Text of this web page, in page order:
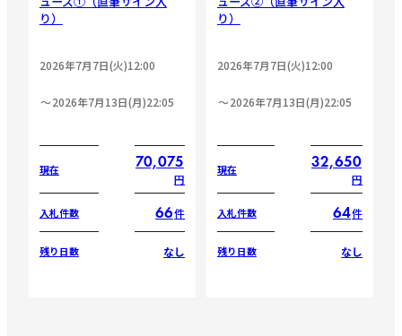
り）
2026年7月7日(火)12:00
2026年7月13日(月)22:05
現在 70,075
円
入札件数 66件
残り日数 なし
り）
2026年7月7日(火)12:00
2026年7月13日(月)22:05
現在 32,650
円
入札件数 64件
残り日数 なし